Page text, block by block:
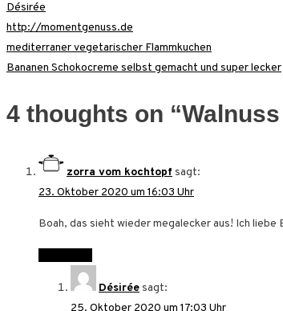
Désirée
http://momentgenuss.de
Beitragsnavigation
mediterraner vegetarischer Flammkuchen
Bananen Schokocreme selbst gemacht und super lecker
4 thoughts on “
zorra vom kochtopf sagt:
23. Oktober 2020 um 16:03 Uhr
Boah, das sieht wieder megalecker aus! Ich
Désiréesagt: